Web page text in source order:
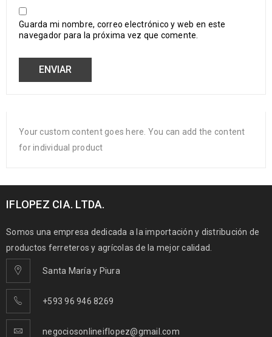
Guarda mi nombre, correo electrónico y web en este
navegador para la próxima vez que comente.
Your custom content goes here. You can add the content
for individual product
IFLOPEZ CIA. LTDA.
Somos una empresa dedicada a la importación y distribución de
productos ferreteros y agrícolas de la mejor calidad.
Santa María y Piura
+593 96 946 8269
negociosonlineiflopez@gmail.com